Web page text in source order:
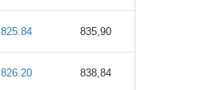
825.84 835,90
826.20 838,84